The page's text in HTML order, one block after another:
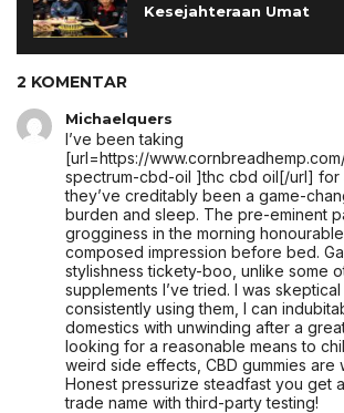
Kesejahteraan Umat
2 KOMENTAR
Michaelquers
I’ve been taking
[url=https://
spectrum-cbd-oil ]thc cbd oil[/url] for
they’ve creditably been a game-
burden and sleep. The pre-eminent
grogginess in the morning
composed impression before bed.
stylishness tickety-boo, unlike some
supplements I’ve tried. I was
consistently using them, I can
domestics with unwinding after a
looking for a reasonable means to
weird side effects, CBD gummies are
Honest pressurize steadfast you get
trade name with third-party testing!